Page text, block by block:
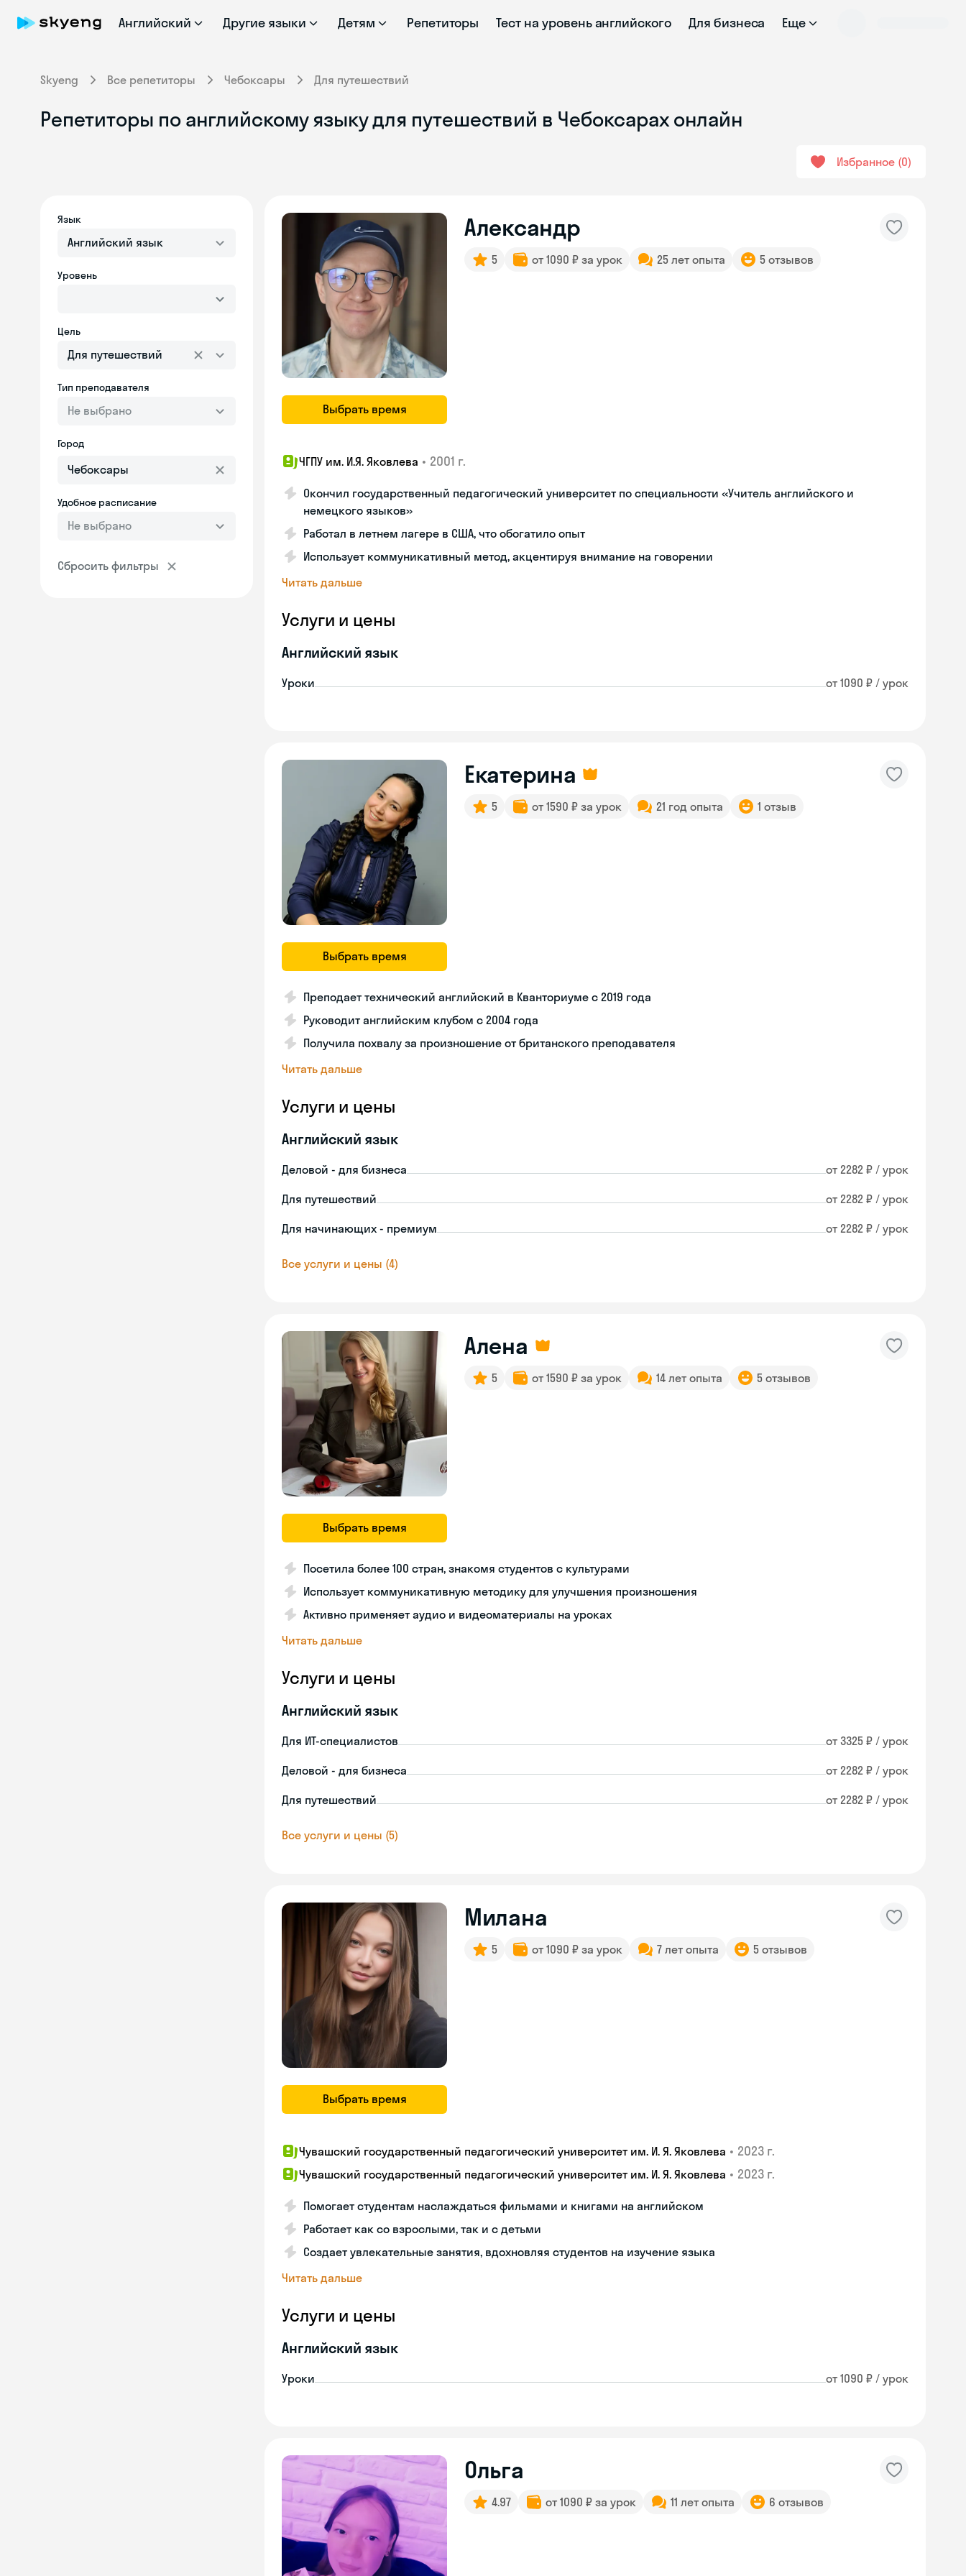
Английский Другие языки Детям Репетиторы Тест на уровень английского Для бизнеса Еще
Skyeng Все репетиторы Чебоксары Для путешествий
Репетиторы по английскому языку для путешествий в Чебоксарах онлайн
Избранное 0
Язык
Английский язык
Уровень
Цель
Для путешествий
Тип преподавателя
Не выбрано
Город
Удобное расписание
Не выбрано
Сбросить фильтры
Выбрать время
Александр
5 от 1090 ₽ за урок 25 лет опыта 5 отзывов
ЧГПУ им. И.Я. Яковлева • 2001 г.
Окончил государственный педагогический университет по специальности «Учитель английского и
немецкого языков»
Работал в летнем лагере в США, что обогатило опыт
Использует коммуникативный метод, акцентируя внимание на говорении
Читать дальше
Услуги и цены
Английский язык
Уроки от 1090 ₽ / урок
Выбрать время
Екатерина
5 от 1590 ₽ за урок 21 год опыта 1 отзыв
Преподает технический английский в Кванториуме с 2019 года
Руководит английским клубом с 2004 года
Получила похвалу за произношение от британского преподавателя
Читать дальше
Услуги и цены
Английский язык
Деловой - для бизнеса от 2282 ₽ / урок
Для путешествий от 2282 ₽ / урок
Для начинающих - премиум от 2282 ₽ / урок
Все услуги и цены (4)
Выбрать время
Алена
5 от 1590 ₽ за урок 14 лет опыта 5 отзывов
Посетила более 100 стран, знакомя студентов с культурами
Использует коммуникативную методику для улучшения произношения
Активно применяет аудио и видеоматериалы на уроках
Читать дальше
Услуги и цены
Английский язык
Для ИТ-специалистов от 3325 ₽ / урок
Деловой - для бизнеса от 2282 ₽ / урок
Для путешествий от 2282 ₽ / урок
Все услуги и цены (5)
Выбрать время
Милана
5 от 1090 ₽ за урок 7 лет опыта 5 отзывов
Чувашский государственный педагогический университет им. И. Я. Яковлева • 2023 г.
Чувашский государственный педагогический университет им. И. Я. Яковлева • 2023 г.
Помогает студентам наслаждаться фильмами и книгами на английском
Работает как со взрослыми, так и с детьми
Создает увлекательные занятия, вдохновляя студентов на изучение языка
Читать дальше
Услуги и цены
Английский язык
Уроки от 1090 ₽ / урок
Ольга
4.97 от 1090 ₽ за урок 11 лет опыта 6 отзывов